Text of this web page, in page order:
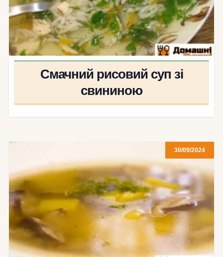
Смачний рисовий суп зі
свининою
30/09/2024